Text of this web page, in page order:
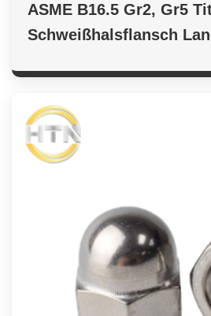
ASME B16.5 Gr2, Gr5
Schweißhalsflansch